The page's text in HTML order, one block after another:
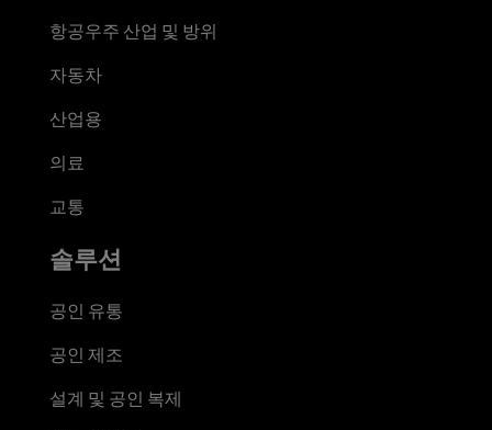
항공우주 산업 및 방위
자동차
산업용
의료
교통
솔루션
공인 유통
공인 제조
설계 및 공인 복제